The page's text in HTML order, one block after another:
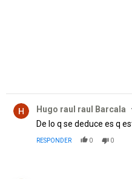
Hugo raul raul Barcala
De lo q se deduce es q
RESPONDER 0 0